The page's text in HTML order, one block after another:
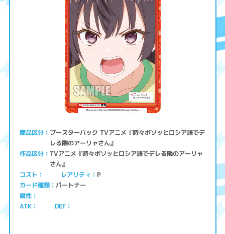
商品区分 ブースターパック TVアニメ『時々ボソッとロシア語でデ
レる隣のアーリャさん』
作品区分 TVアニメ『時々ボソッとロシア語でデレる隣のアーリャ
さん』
コスト レアリティ P
カード種類 パートナー
属性
ATK
DEF